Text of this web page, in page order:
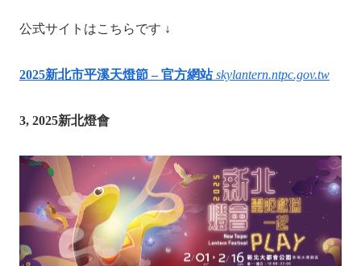
公式サイトはこちらです ↓
2025新北市平溪天燈節 – 官方網站 skylantern.ntpc.gov.tw
3, 2025新北燈會